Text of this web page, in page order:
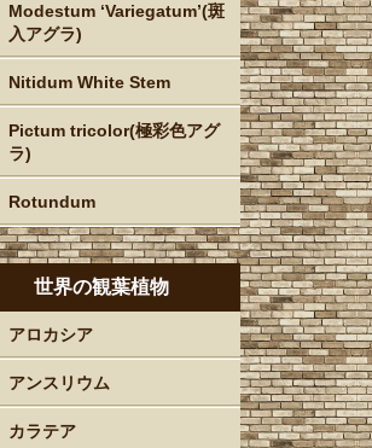
Modestum ‘Variegatum’(斑
入アグラ)
Nitidum White Stem
Pictum tricolor(極彩色アグ
ラ)
Rotundum
世界の観葉植物
アロカシア
アンスリウム
カラテア